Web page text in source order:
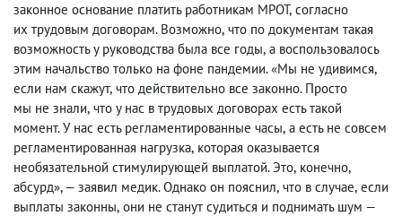
законное основание платить работникам МРОТ, согласно
их трудовым договорам. Возможно, что по документам такая
возможность у руководства была все годы, а воспользовалось
этим начальство только на фоне пандемии. «Мы не удивимся,
если нам скажут, что действительно все законно. Просто
мы не знали, что у нас в трудовых договорах есть такой
момент. У нас есть регламентированные часы, а есть не совсем
регламентированная нагрузка, которая оказывается
необязательной стимулирующей выплатой. Это, конечно,
абсурд», — заявил медик. Однако он пояснил, что в случае, если
выплаты законны, они не станут судиться и поднимать шум —